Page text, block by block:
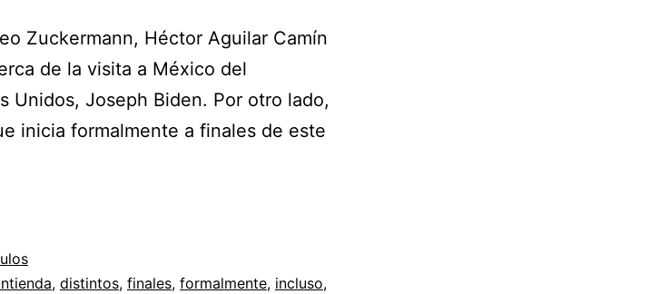
Zuckermann, Héctor Aguilar Camín
de la visita a México del
Unidos, Joseph Biden. Por otro lado,
inicia formalmente a finales de este
, distintos, finales, formalmente, incluso,